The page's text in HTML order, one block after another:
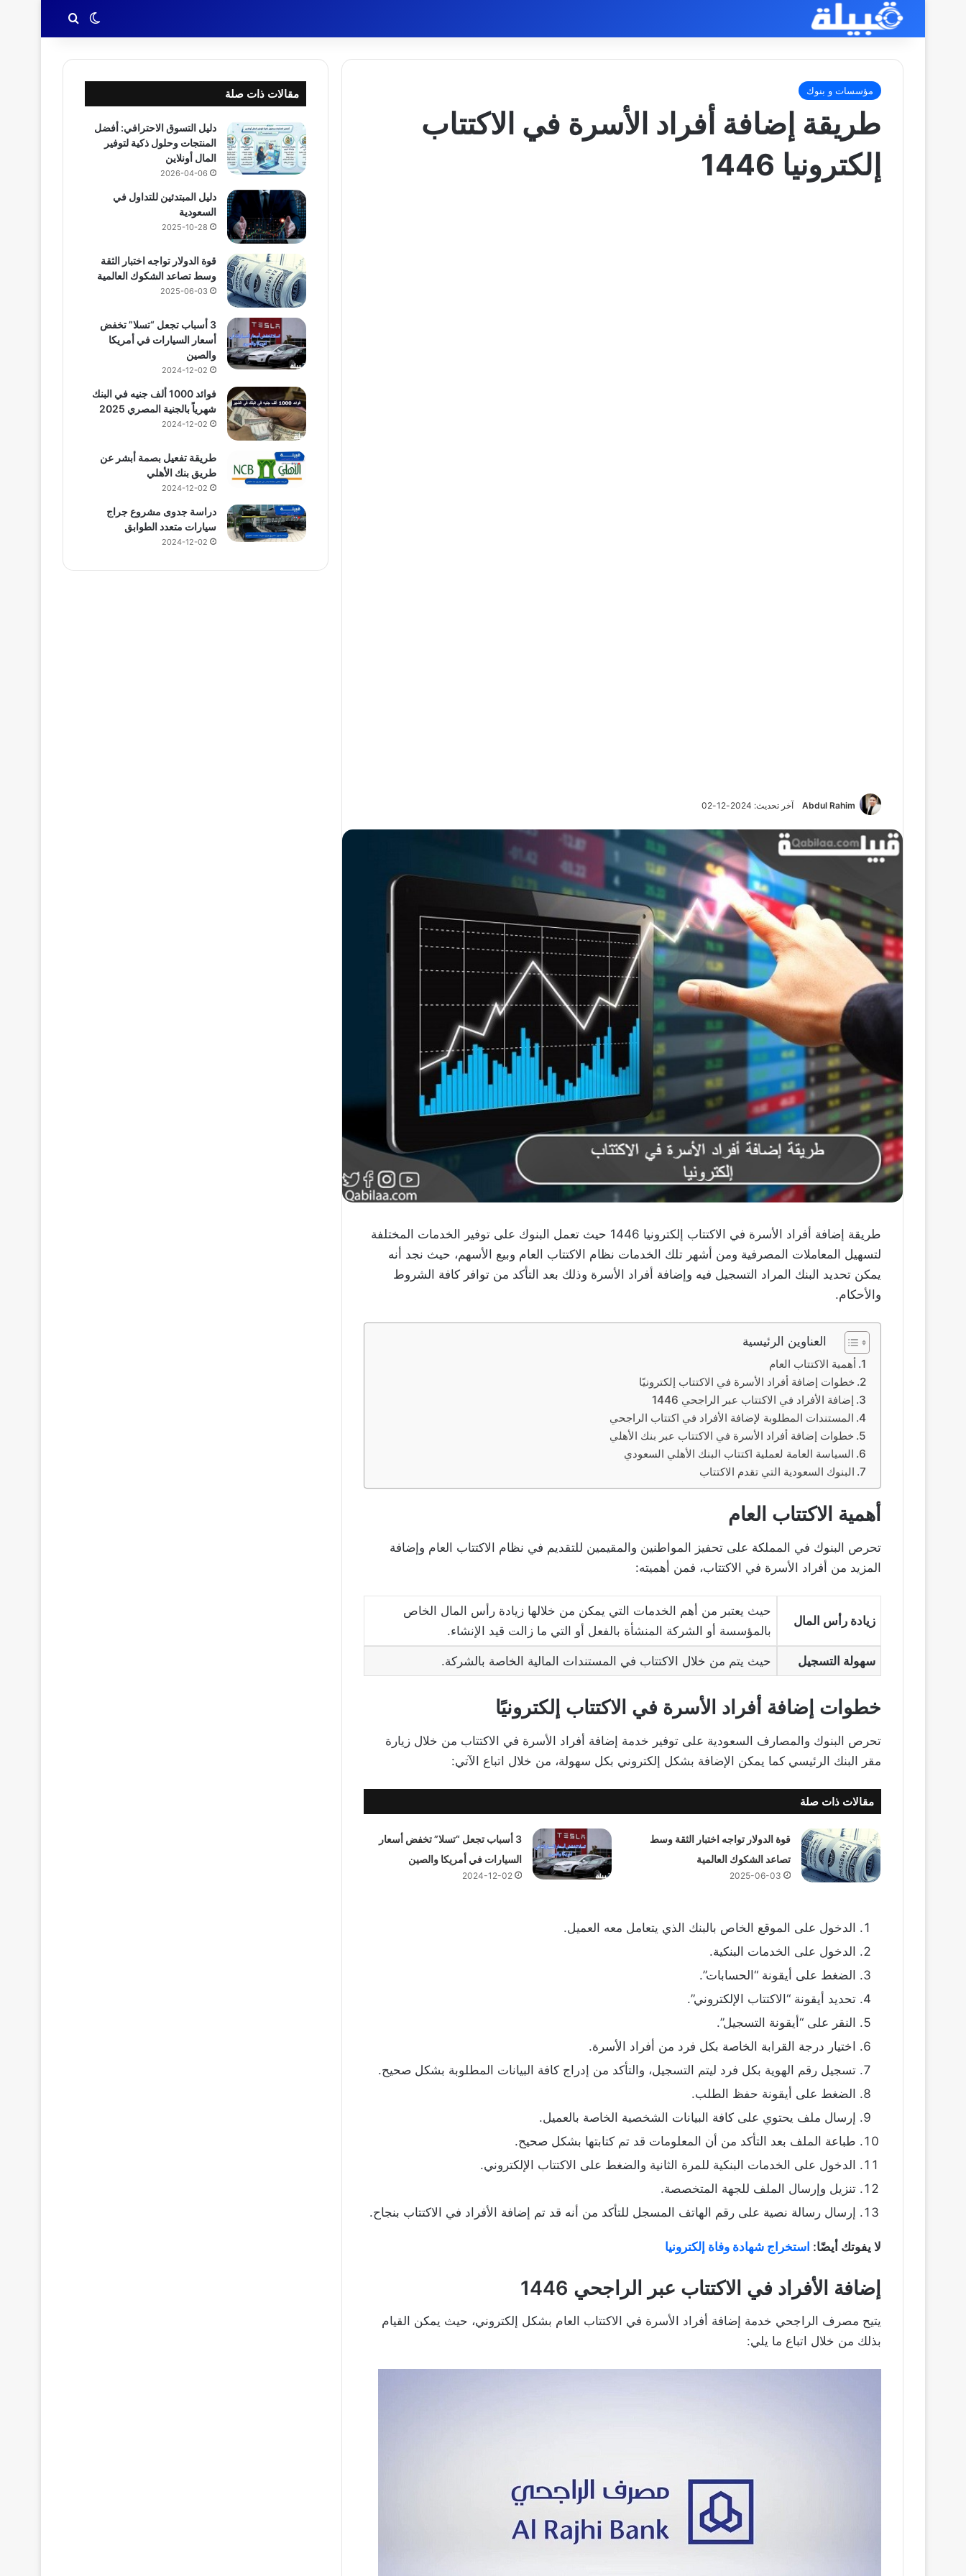
الوضع المظلم
بحث عن
مؤسسات و بنوك
طريقة إضافة أفراد الأسرة في الاكتتاب
إلكترونيا 1446
Abdul Rahim آخر تحديث: 2024-12-02
طريقة إضافة أفراد الأسرة في الاكتتاب إلكترونيا 1446 حيث تعمل البنوك على توفير الخدمات المختلفة
لتسهيل المعاملات المصرفية ومن أشهر تلك الخدمات نظام الاكتتاب العام وبيع الأسهم، حيث نجد أنه
يمكن تحديد البنك المراد التسجيل فيه وإضافة أفراد الأسرة وذلك بعد التأكد من توافر كافة الشروط
والأحكام.
العناوين الرئيسية
أهمية الاكتتاب العام
خطوات إضافة أفراد الأسرة في الاكتتاب إلكترونيًا
إضافة الأفراد في الاكتتاب عبر الراجحي 1446
المستندات المطلوبة لإضافة الأفراد في اكتتاب الراجحي
خطوات إضافة أفراد الأسرة في الاكتتاب عبر بنك الأهلي
السياسة العامة لعملية اكتتاب البنك الأهلي السعودي
البنوك السعودية التي تقدم الاكتتاب
أهمية الاكتتاب العام
تحرص البنوك في المملكة على تحفيز المواطنين والمقيمين للتقديم في نظام الاكتتاب العام وإضافة
المزيد من أفراد الأسرة في الاكتتاب، فمن أهميته:
زيادة رأس المال
حيث يعتبر من أهم الخدمات التي يمكن من خلالها زيادة رأس المال الخاص
بالمؤسسة أو الشركة المنشأة بالفعل أو التي ما زالت قيد الإنشاء.
سهولة التسجيل حيث يتم من خلال الاكتتاب في المستندات المالية الخاصة بالشركة.
خطوات إضافة أفر اد الأسرة في الاكتتاب إلكترونيا
تحرص البنوك والمصارف السعودية على توفير خدمة إضافة أفراد الأسرة في الاكتتاب من خلال زيارة
مقر البنك الرئيسي كما يمكن الإضافة بشكل إلكتروني بكل سهولة، من خلال اتباع الآتي:
مقالات ذات صلة
قوة الدولار تواجه اختبار الثقة وسط
تصاعد الشكوك العالمية
2025-06-03
3 أسباب تجعل “تسلا” تخفض أسعار
السيارات في أمريكا والصين
2024-12-02
الدخول على الموقع الخاص بالبنك الذي يتعامل معه العميل.
الدخول على الخدمات البنكية.
الضغط على أيقونة “الحسابات”.
تحديد أيقونة “الاكتتاب الإلكتروني”.
النقر على “أيقونة التسجيل”.
اختيار درجة القرابة الخاصة بكل فرد من أفراد الأسرة.
تسجيل رقم الهوية بكل فرد ليتم التسجيل، والتأكد من إدراج كافة البيانات المطلوبة بشكل صحيح.
الضغط على أيقونة حفظ الطلب.
إرسال ملف يحتوي على كافة البيانات الشخصية الخاصة بالعميل.
طباعة الملف بعد التأكد من أن المعلومات قد تم كتابتها بشكل صحيح.
الدخول على الخدمات البنكية للمرة الثانية والضغط على الاكتتاب الإلكتروني.
تنزيل وإرسال الملف للجهة المتخصصة.
إرسال رسالة نصية على رقم الهاتف المسجل للتأكد من أنه قد تم إضافة الأفراد في الاكتتاب بنجاح.
لا يفوتك أيضًا: استخراج شهادة وفاة إلكترونيا
إضافة الأفراد في الاكتتاب عبر الراجحي 1446
يتيح مصرف الراجحي خدمة إضافة أفراد الأسرة في الاكتتاب العام بشكل إلكتروني، حيث يمكن القيام
بذلك من خلال اتباع ما يلي:
مقالات ذات صلة
دليل التسوق الاحترافي: أفضل
المنتجات وحلول ذكية لتوفير
المال أونلاين
2026-04-06
دليل المبتدئين للتداول في
السعودية
2025-10-28
قوة الدولار تواجه اختبار الثقة
وسط تصاعد الشكوك العالمية
2025-06-03
3 أسباب تجعل “تسلا” تخفض
أسعار السيارات في أمريكا
والصين
2024-12-02
فوائد 1000 ألف جنيه في البنك
شهرياً بالجنية المصري 2025
2024-12-02
طريقة تفعيل بصمة أبشر عن
طريق بنك الأهلي
2024-12-02
دراسة جدوى مشروع جراج
سيارات متعدد الطوابق
2024-12-02